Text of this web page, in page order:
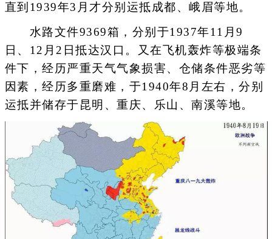
直到1939年3月才分别运抵成都、峨眉等地。
水路文件9369箱，分别于1937年11月9
日、12月2日抵达汉口。又在飞机轰炸等极端条
件下，经历严重天气气象损害、仓储条件恶劣等
因素，经历多重磨难，于1940年8月左右，分别
运抵并储存于昆明、重庆、乐山、南溪等地。